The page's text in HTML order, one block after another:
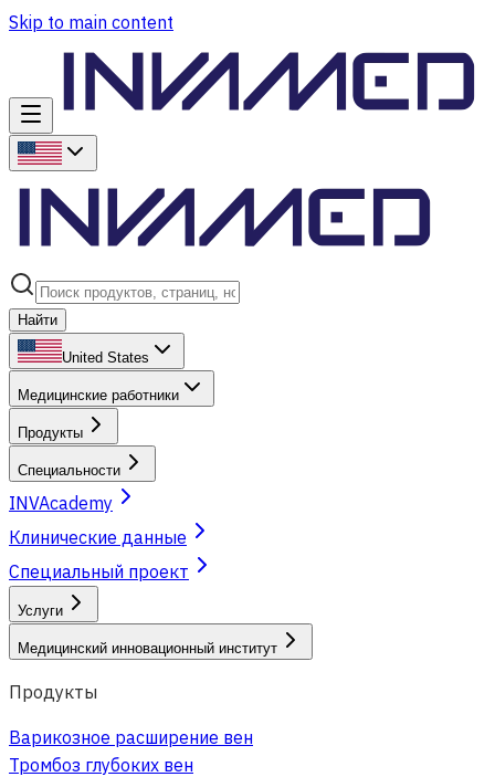
Skip to main content
Найти
United States
Медицинские работники
Продукты
Специальности
INVAcademy
Клинические данные
Специальный проект
Услуги
Медицинский инновационный институт
Продукты
Варикозное расширение вен
Тромбоз глубоких вен